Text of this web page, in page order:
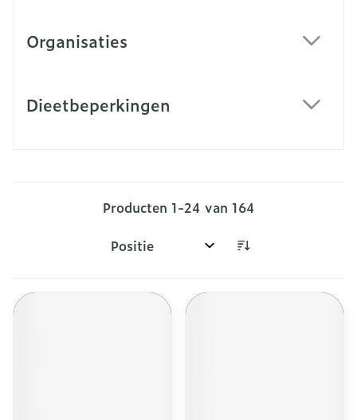
Organisaties
Dieetbeperkingen
Producten 1-24 van 164
Sorteer op: